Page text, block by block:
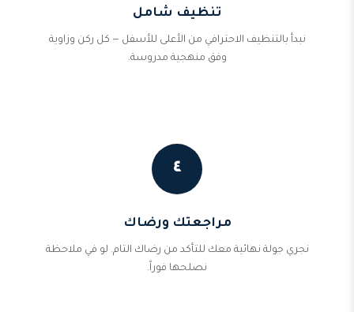
تنظيف شامل
نبدأ بالتنظيف الاحترافي من الأعلى للأسفل — كل ركن وزاوية
وفق منهجية مدروسة.
٤
مراجعتك ورضاك
نجري جولة نهائية معك للتأكد من رضاك التام. لو في ملاحظة
نصلحها فوراً.